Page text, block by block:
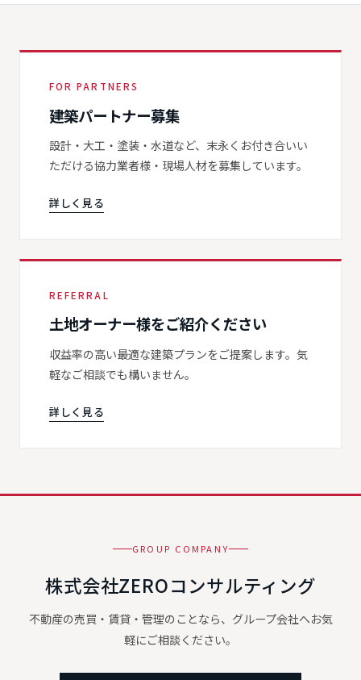
FOR PARTNERS
建築パートナー募集
設計・大工・塗装・水道など、末永くお付き合いい
ただける協力業者様・現場人材を募集しています。
詳しく見る
REFERRAL
土地オーナー様をご紹介ください
収益率の高い最適な建築プランをご提案します。気
軽なご相談でも構いません。
詳しく見る
GROUP COMPANY
株式会社ZEROコンサルティング
不動産の売買・賃貸・管理のことなら、グループ会社へお気
軽にご相談ください。